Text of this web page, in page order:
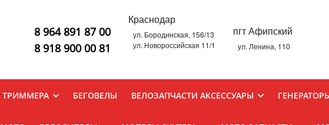
8 964 891 87 00
8 918 900 00 81
Краснодар
ул. Бородинская, 156/13
ул. Новороссийская 11/1
пгт Афипский
ул. Ленина, 110
БЕГОВЕЛЫ ВЕЛОЗАПЧАСТИ АКСЕССУАРЫ